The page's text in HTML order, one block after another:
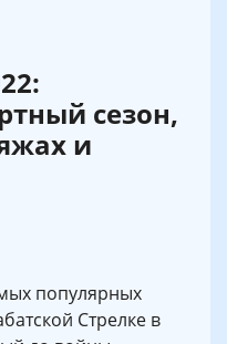
сезон,
и
популярных
Стрелке в